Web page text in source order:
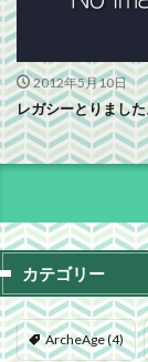
2012年5月10日
レガシーとりまし
カテゴリー
ArcheAge(4)